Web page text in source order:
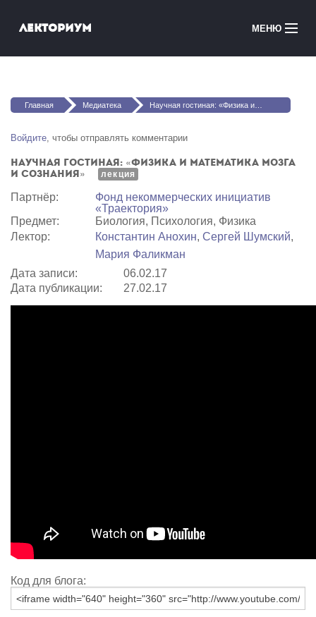
Лекториум МЕНЮ
Медиатека
Courses in English
Войти
Вы здесь
Главная Медиатека Научная гостиная: «Физика и математика мозга и сознания»
Войдите, чтобы отправлять комментарии
Научная гостиная: «Физика и математика мозга
и сознания»
лекция
Партнёр:
Фонд некоммерческих инициатив
«Траектория»
Предмет:
Биология, Психология, Физика
Лектор:
Константин Анохин, Сергей Шумский,
Мария Фаликман
Дата записи:
06.02.17
Дата публикации:
27.02.17
Код для блога: